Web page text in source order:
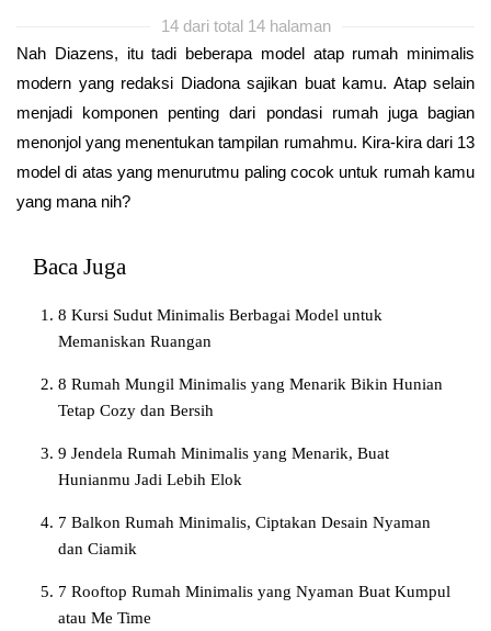
14 dari total 14 halaman
Nah Diazens, itu tadi beberapa model atap rumah minimalis
modern yang redaksi Diadona sajikan buat kamu. Atap selain
menjadi komponen penting dari pondasi rumah juga bagian
menonjol yang menentukan tampilan rumahmu. Kira-kira dari 13
model di atas yang menurutmu paling cocok untuk rumah kamu
yang mana nih?
Baca Juga
8 Kursi Sudut Minimalis Berbagai Model untuk
Memaniskan Ruangan
8 Rumah Mungil Minimalis yang Menarik Bikin Hunian
Tetap Cozy dan Bersih
9 Jendela Rumah Minimalis yang Menarik, Buat
Hunianmu Jadi Lebih Elok
7 Balkon Rumah Minimalis, Ciptakan Desain Nyaman
dan Ciamik
7 Rooftop Rumah Minimalis yang Nyaman Buat Kumpul
atau Me Time